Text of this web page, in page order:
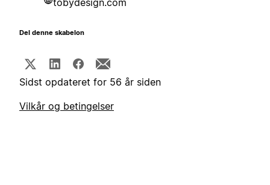
tobydesign.com
Del denne skabelon
Sidst opdateret for 56 år siden
Vilkår og betingelser